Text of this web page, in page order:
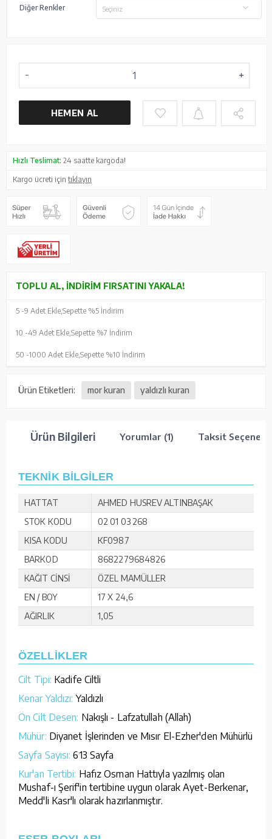
Diğer Renkler Seçiniz
HEMEN AL
Hızlı Teslimat: 24 saatte kargoda!
Kargo ücreti içintıklayın
TOPLU AL, İNDIRIM FIRSATINI YAKALA!
5 -9 Adet Ekle, Sepette %5 İndirim
10 -49 Adet Ekle, Sepette %7 İndirim
50 -1000 Adet Ekle, Sepette %10 İndirim
Ürün Etiketleri: mor kuran yaldızlı kuran
Ürün Bilgileri Yorumlar (1) Taksit
TEKNİK BİLGİLER
HATTAT
AHMED HUSREV ALTINBAŞAK
STOK KODU
02 01 03 268
KISA KODU
KF0987
BARKOD
8682279684826
KAĞIT CİNSİ
ÖZEL MAMÜLLER
EN / BOY
17 X 24,6
AĞIRLIK
1,05
ÖZELLİKLER
Cilt Tipi: Kadife Ciltli
Kenar Yaldızı: Yaldızlı
Ön Cilt Desen: Nakışlı - Lafzatullah (Allah)
Mühür: Diyanet İşlerinden ve Mısır El-Ezher'den Mühürlü
Sayfa Sayısı: 613 Sayfa
Kur'an Tertibi: Hafız Osman Hattıyla yazılmış olan
Mushaf-ı Şerif'in tertibine uygun olarak Ayet-Berkenar,
Medd'li Kasr'lı olarak hazırlanmıştır.